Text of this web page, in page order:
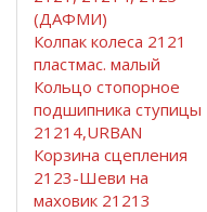
(ДАФМИ)
Колпак колеса 2121
пластмас. малый
Кольцо стопорное
подшипника ступицы
21214,URBAN
Корзина сцепления
2123-Шеви на
маховик 21213